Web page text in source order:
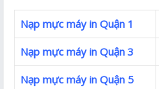
Nạp mực máy in Quận 1
Nạp mực máy in Quận 3
Nạp mực máy in Quận 5